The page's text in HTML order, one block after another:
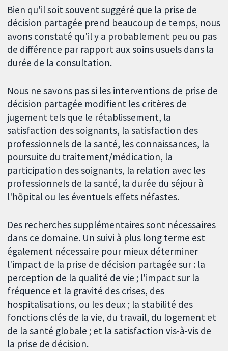
Bien qu'il soit souvent suggéré que la prise de
décision partagée prend beaucoup de temps, nous
avons constaté qu'il y a probablement peu ou pas
de différence par rapport aux soins usuels dans la
durée de la consultation.
Nous ne savons pas si les interventions de prise de
décision partagée modifient les critères de
jugement tels que le rétablissement, la
satisfaction des soignants, la satisfaction des
professionnels de la santé, les connaissances, la
poursuite du traitement/médication, la
participation des soignants, la relation avec les
professionnels de la santé, la durée du séjour à
l'hôpital ou les éventuels effets néfastes.
Des recherches supplémentaires sont nécessaires
dans ce domaine. Un suivi à plus long terme est
également nécessaire pour mieux déterminer
l'impact de la prise de décision partagée sur : la
perception de la qualité de vie ; l'impact sur la
fréquence et la gravité des crises, des
hospitalisations, ou les deux ; la stabilité des
fonctions clés de la vie, du travail, du logement et
de la santé globale ; et la satisfaction vis-à-vis de
la prise de décision.